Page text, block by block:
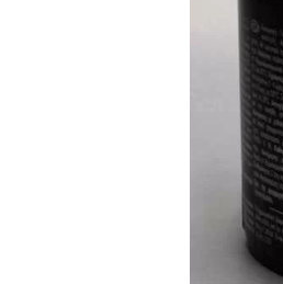
Аксессуары для укладки
Отопительное оборудование